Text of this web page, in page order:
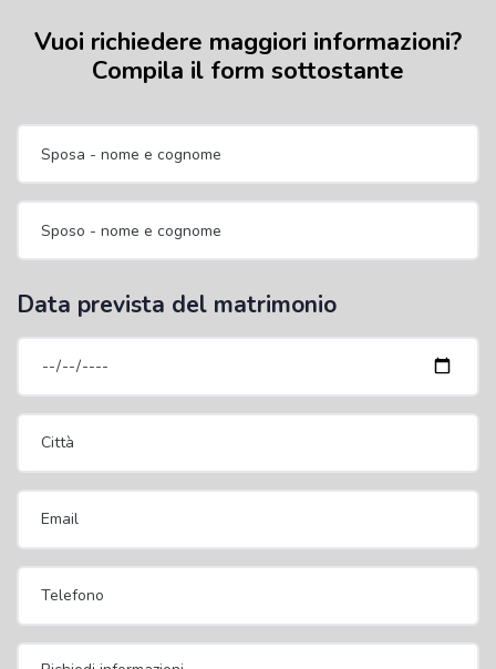
Vuoi richiedere maggiori informazioni?
Compila il form sottostante
Data prevista del matrimonio